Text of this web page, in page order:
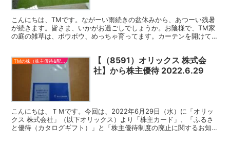
こんにちは、TMです。ながーい雨続きの盆休みから、あつーい残暑
が続きます。皆さま、いかがお過ごしでしょうか。お陰様で、TM家
の庭の雑草は、ボウボウ、めっちゃ育ってます。カーテンを開けて、
TMの株（株主優待&配当）
【（8591）オリックス 株式会
社】から株主優待 2022.6.29
こんにちは、ＴＭです。今回は、2022年6月29日（水）に「オリッ
クス 株式会社」（以下オリックス）より「株主カード」、「ふるさ
と優待（カタログギフト）」と「株主優待制度の廃止に関するお知ら